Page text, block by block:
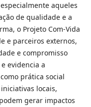
aqueles
de qualidade e a
o Projeto Com-Vida
e parceiros externos,
e compromisso
evidencia a
prática social
locais,
gerar impactos